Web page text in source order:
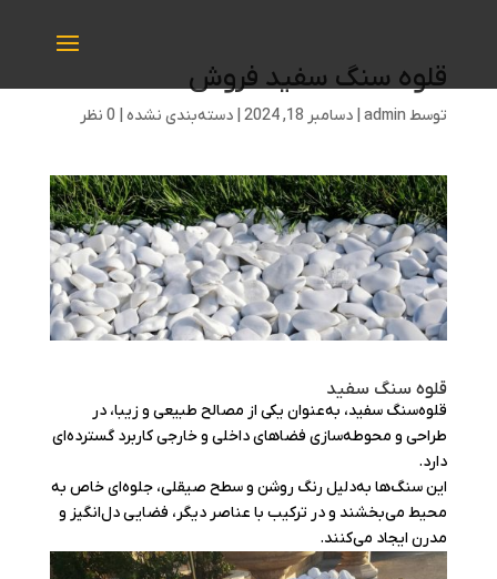
قلوه سنگ سفید فروش
توسط admin
| دسامبر 18, 2024 | دسته‌بندی نشده| 0 نظر
قلوه سنگ سفید
قلوه‌سنگ سفید، به‌عنوان یکی از مصالح طبیعی و زیبا، در
طراحی و محوطه‌سازی فضاهای داخلی و خارجی کاربرد گسترده‌ای
دارد.
این سنگ‌ها به‌دلیل رنگ روشن و سطح صیقلی، جلوه‌ای خاص به
محیط می‌بخشند و در ترکیب با عناصر دیگر، فضایی دل‌انگیز و
مدرن ایجاد می‌کنند.